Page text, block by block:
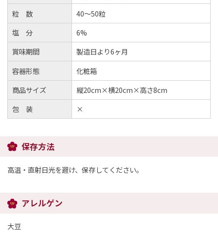
粒 数
40～50粒
塩 分
6%
賞味期間
製造日より6ヶ月
容器形態
化粧箱
商品サイズ
縦20cm×横20cm×高さ8cm
包 装
×
保存方法
高温・直射日光を避け、保存してください。
アレルゲン
大豆